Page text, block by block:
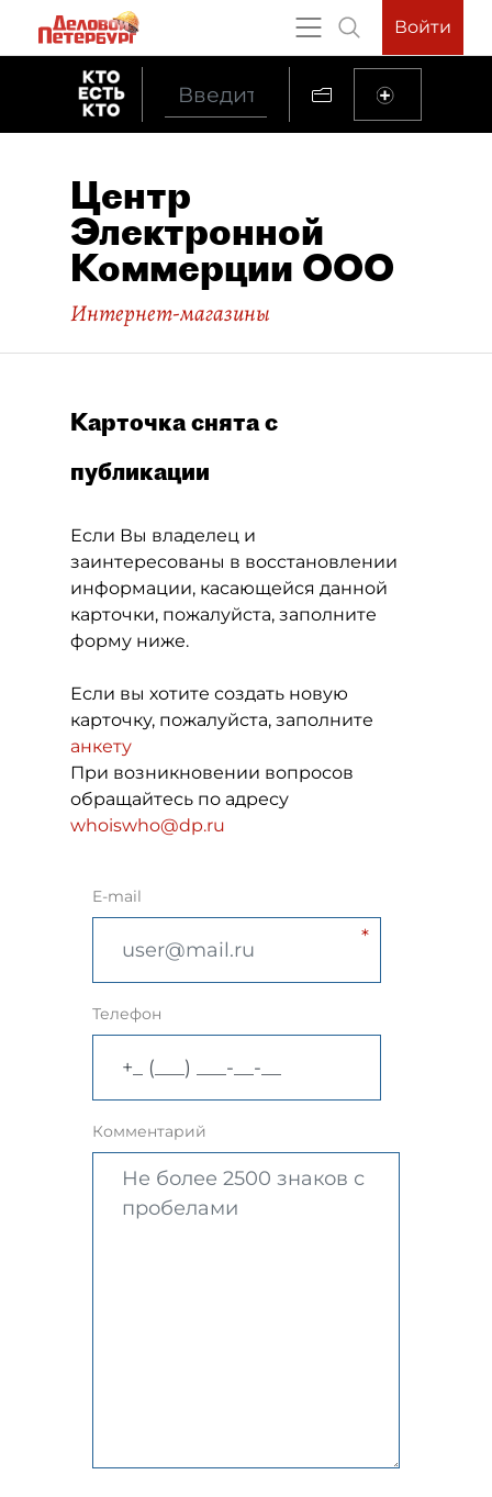
Войти
Центр
Электронной
Коммерции ООО
Интернет-магазины
Карточка снята с
публикации
Если Вы владелец и
заинтересованы в восстановлении
информации, касающейся данной
карточки, пожалуйста, заполните
форму ниже.
Если вы хотите создать новую
карточку, пожалуйста, заполните
анкету
При возникновении вопросов
обращайтесь по адресу
whoiswho@dp.ru
E-mail
Телефон
Комментарий